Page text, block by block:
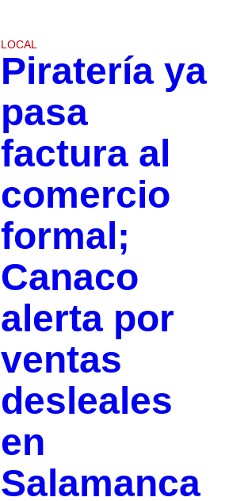
LOCAL
Piratería ya
pasa
factura al
comercio
formal;
Canaco
alerta por
ventas
desleales
en
Salamanca